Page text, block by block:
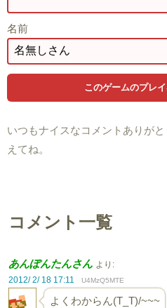
名前
いつもナイスなコメントありが
えてね。
コメント一覧
あんぽんたんさん より:
2012/ 2/ 18 17:11
U4MzQ5MTE
よくわからん(T_T)/~~~